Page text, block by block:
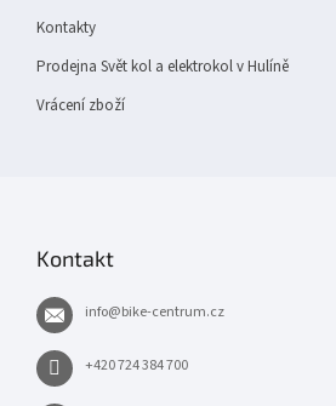
Kontakty
Prodejna Svět kol a elektrokol v Hulíně
Vrácení zboží
Kontakt
info@bike-centrum.cz
+420 724 384 700